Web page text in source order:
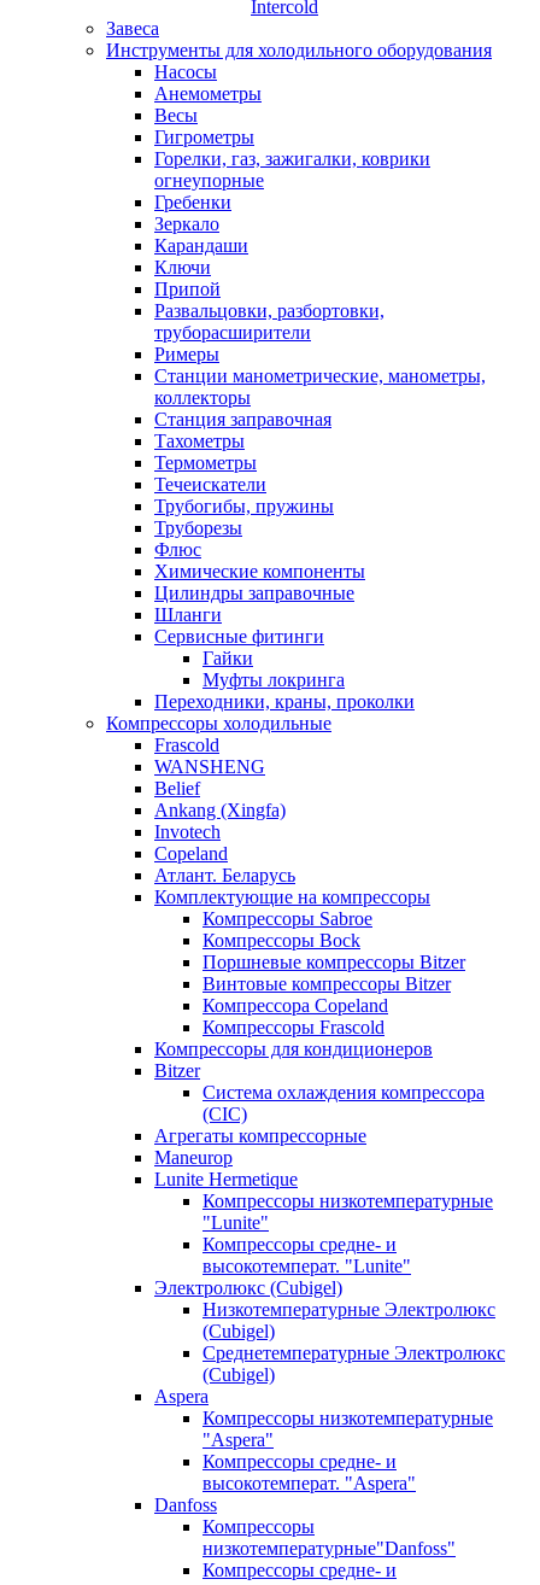
Intercold
Завеса
Инструменты для холодильного оборудования
Насосы
Анемометры
Весы
Гигрометры
Горелки, газ, зажигалки, коврики
огнеупорные
Гребенки
Зеркало
Карандаши
Ключи
Припой
Развальцовки, разбортовки,
труборасширители
Римеры
Станции манометрические, манометры,
коллекторы
Станция заправочная
Тахометры
Термометры
Течеискатели
Трубогибы, пружины
Труборезы
Флюс
Химические компоненты
Цилиндры заправочные
Шланги
Сервисные фитинги
Гайки
Муфты локринга
Переходники, краны, проколки
Компрессоры холодильные
Frascold
WANSHENG
Belief
Ankang (Xingfa)
Invotech
Copeland
Атлант. Беларусь
Комплектующие на компрессоры
Компрессоры Sabroe
Компрессоры Bock
Поршневые компрессоры Bitzer
Винтовые компрессоры Bitzer
Компрессора Copeland
Компрессоры Frascold
Компрессоры для кондиционеров
Bitzer
Система охлаждения компрессора
(CIC)
Агрегаты компрессорные
Maneurop
Lunite Hermetique
Компрессоры низкотемпературные
"Lunite"
Компрессоры средне- и
высокотемперат. "Lunite"
Электролюкс (Cubigel)
Низкотемпературные Электролюкс
(Cubigel)
Среднетемпературные Электролюкс
(Cubigel)
Aspera
Компрессоры низкотемпературные
"Aspera"
Компрессоры средне- и
высокотемперат. "Aspera"
Danfoss
Компрессоры
низкотемпературные"Danfoss"
Компрессоры средне- и